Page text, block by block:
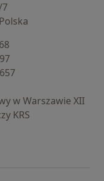
w Warszawie XII
KRS